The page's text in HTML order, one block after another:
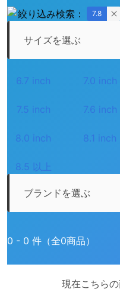
絞り込み検索：
7.8
サイズを選ぶ
6.7 inch 7.0 inch
7.5 inch 7.6 inch
8.0 inch 8.1 inch
8.5 以上
ブランドを選ぶ
0 - 0 件（全0商品）
現在こちらの